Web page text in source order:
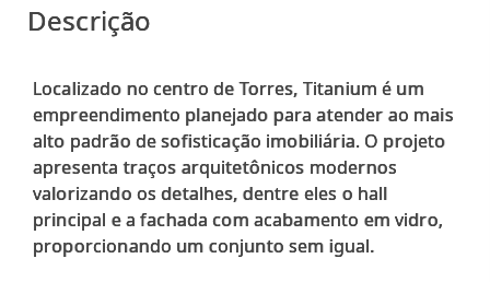
Descrição
Localizado no centro de Torres, Titanium é um
empreendimento planejado para atender ao mais
alto padrão de sofisticação imobiliária. O projeto
apresenta traços arquitetônicos modernos
valorizando os detalhes, dentre eles o hall
principal e a fachada com acabamento em vidro,